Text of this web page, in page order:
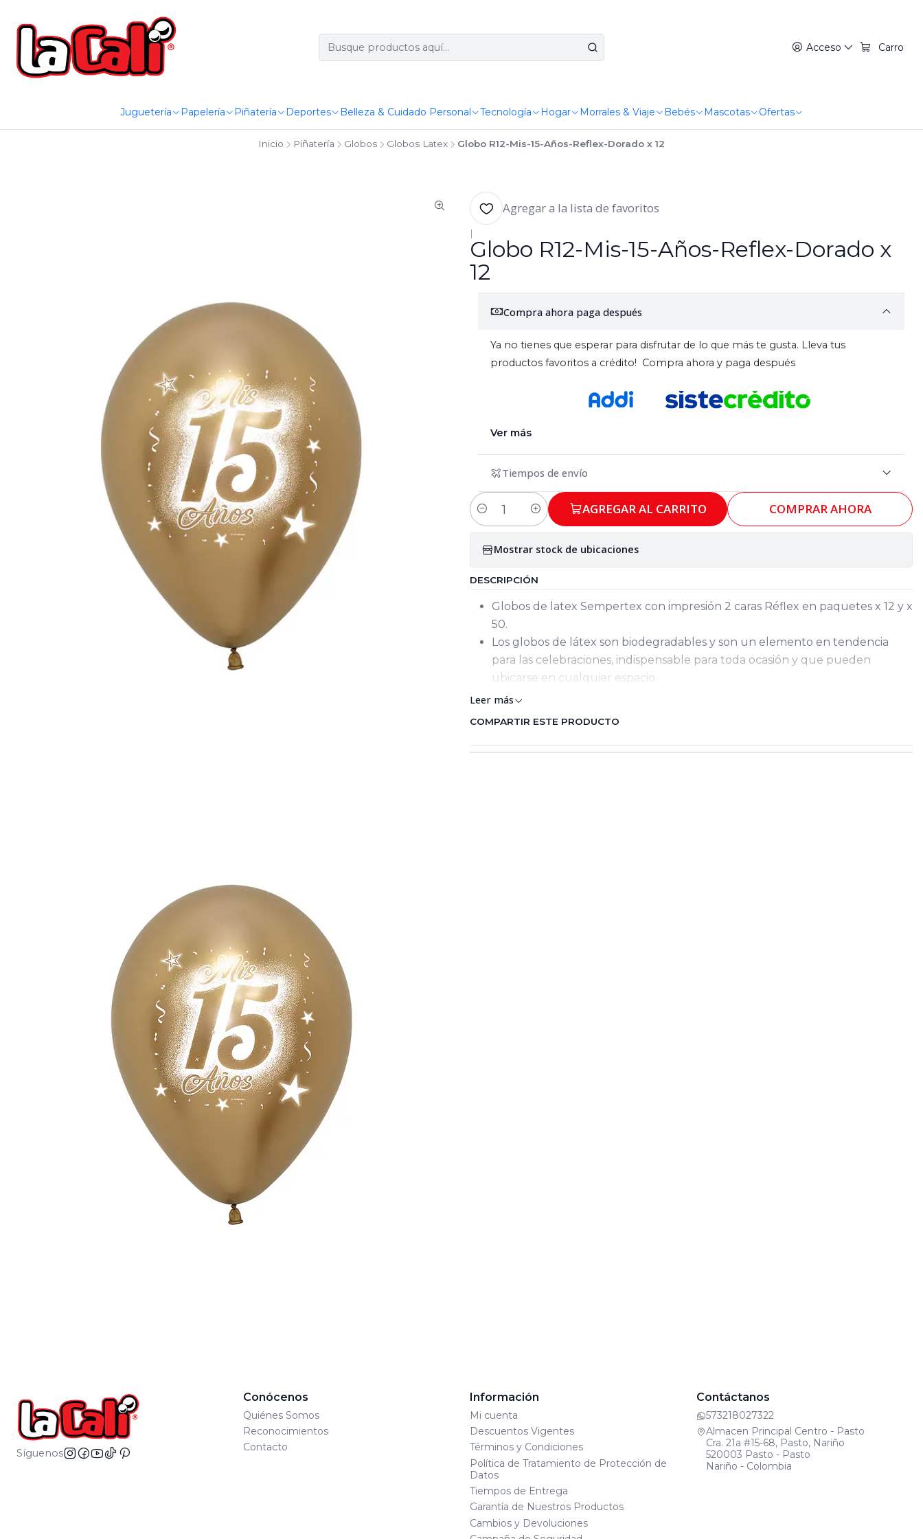
Acceso Carro
Juguetería Papelería Piñatería Deportes Belleza & Cuidado Personal Tecnología Hogar Morrales & Viaje Bebés Mascotas Ofertas
Inicio Piñatería Globos Globos Latex Globo R12-Mis-15-Años-Reflex-Dorado x 12
Agregar a la lista de favoritos
|
Globo R12-Mis-15-Años-Reflex-Dorado x
12
Compra ahora paga después
Ya no tienes que esperar para disfrutar de lo que más te gusta. Lleva tus
productos favoritos a crédito! Compra ahora y paga después
Ver más
Tiempos de envío
Cantidad AGREGAR AL CARRITO COMPRAR AHORA
Mostrar stock de ubicaciones
DESCRIPCIÓN
Globos de latex Sempertex con impresión 2 caras Réflex en paquetes x 12 y x
50.
Los globos de látex son biodegradables y son un elemento en tendencia
para las celebraciones, indispensable para toda ocasión y que pueden
ubicarse en cualquier espacio.
Leer más
COMPARTIR ESTE PRODUCTO
Síguenos
Conócenos
Quiénes Somos
Reconocimientos
Contacto
Información
Mi cuenta
Descuentos Vigentes
Términos y Condiciones
Política de Tratamiento de Protección de
Datos
Tiempos de Entrega
Garantía de Nuestros Productos
Cambios y Devoluciones
Contáctanos
573218027322
Almacen Principal Centro - Pasto
Cra. 21a #15-68, Pasto, Nariño
520003 Pasto - Pasto
Nariño - Colombia